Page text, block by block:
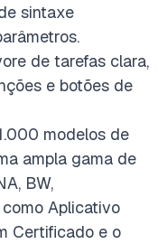
sintaxe
de tarefas clara,
e botões de
modelos de
ampla gama de
BW,
Aplicativo
Certificado e o